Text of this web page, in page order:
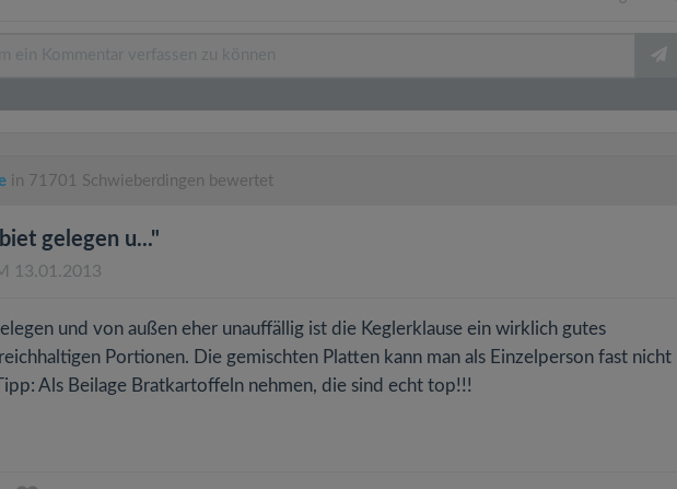
in 71701 Schwieberdingen bewertet
gelegen u..."
13.01.2013
und von außen eher unauffällig ist die Keglerklause ein wirklich gutes
Portionen. Die gemischten Platten kann man als Einzelperson fast nicht
Als Beilage Bratkartoffeln nehmen, die sind echt top!!!